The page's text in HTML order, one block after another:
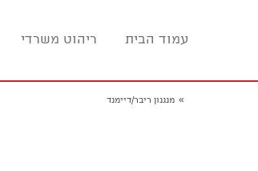
עמוד הבית ריהוט משרדי
» מנגנון ריבר/דיימנד